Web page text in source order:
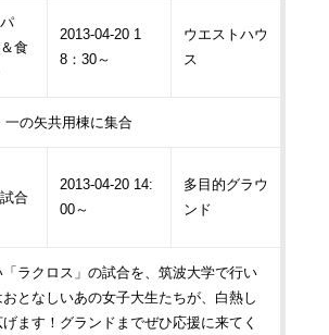
食
2013-04-20 1
8：30～
ウエストハウ
ス
一の矢共用棟に集合
合
2013-04-20 14:
00～
多目的グラウ
ンド
ラクロス」の試合を、筑波大学で行い
となしいあの女子大生たちが、白熱し
ます！グランドまでぜひ応援に来てく